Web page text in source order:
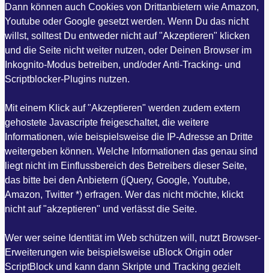
Dann können auch Cookies von Drittanbietern wie Amazon,
Youtube oder Google gesetzt werden. Wenn Du das nicht
willst, solltest Du entweder nicht auf "Akzeptieren" klicken
und die Seite nicht weiter nutzen, oder Deinen Browser im
Inkognito-Modus betreiben, und/oder Anti-Tracking- und
Scriptblocker-Plugins nutzen.
Mit einem Klick auf "Akzeptieren" werden zudem extern
gehostete Javascripte freigeschaltet, die weitere
Informationen, wie beispielsweise die IP-Adresse an Dritte
weitergeben können. Welche Informationen das genau sind
liegt nicht im Einflussbereich des Betreibers dieser Seite,
das bitte bei den Anbietern (jQuery, Google, Youtube,
Amazon, Twitter *) erfragen. Wer das nicht möchte, klickt
nicht auf "akzeptieren" und verlässt die Seite.
Wer wer seine Identität im Web schützen will, nutzt Browser-
Erweiterungen wie beispielsweise uBlock Origin oder
ScriptBlock und kann dann Skripte und Tracking gezielt